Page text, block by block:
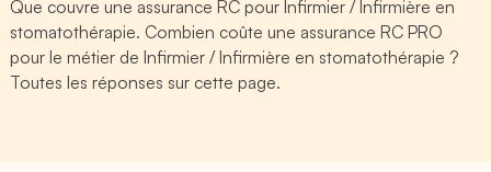
Que couvre une assurance RC pour Infirmier / Infirmière en
stomatothérapie. Combien coûte une assurance RC PRO
pour le métier de Infirmier / Infirmière en stomatothérapie ?
Toutes les réponses sur cette page.